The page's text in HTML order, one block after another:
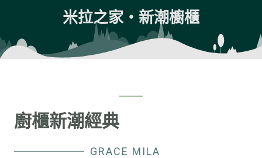
米拉之家・新潮櫥櫃
廚櫃新潮經典
GRACE MILA